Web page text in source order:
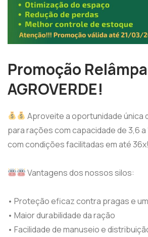
Promoção
AGROVERDE!
Aproveite a oportunidade única
para rações com capacidade de 3,6 a
com condições facilitadas em até 36x!
Vantagens dos nossos silos:
• Proteção eficaz contra pragas e
• Maior durabilidade da ração
• Facilidade de manuseio e